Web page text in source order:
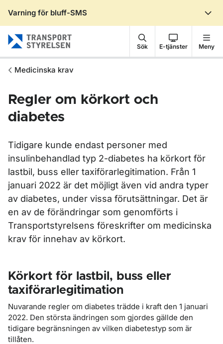
Varning för bluff-SMS
Sök E-tjänster Meny
Medicinska krav
Regler om körkort och
diabetes
Tidigare kunde endast personer med
insulinbehandlad typ 2-diabetes ha körkort för
lastbil, buss eller taxiförarlegitimation. Från 1
januari 2022 är det möjligt även vid andra typer
av diabetes, under vissa förutsättningar. Det är
en av de förändringar som genomförts i
Transportstyrelsens föreskrifter om medicinska
krav för innehav av körkort.
Körkort för lastbil, buss eller
taxiförarlegitimation
Nuvarande regler om diabetes trädde i kraft den 1 januari
2022. Den största ändringen som gjordes gällde den
tidigare begränsningen av vilken diabetestyp som är
tillåten.